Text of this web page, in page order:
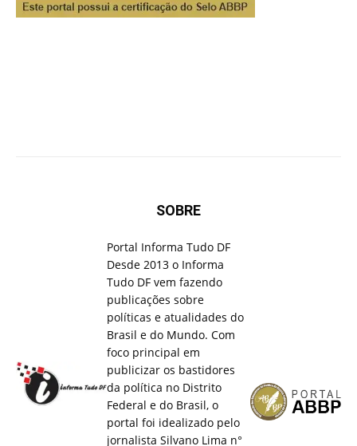
SOBRE
Portal Informa Tudo DF
Desde 2013 o Informa
Tudo DF vem fazendo
publicações sobre
políticas e atualidades do
Brasil e do Mundo. Com
foco principal em
publicizar os bastidores
da política no Distrito
Federal e do Brasil, o
portal foi idealizado pelo
jornalista Silvano Lima n°